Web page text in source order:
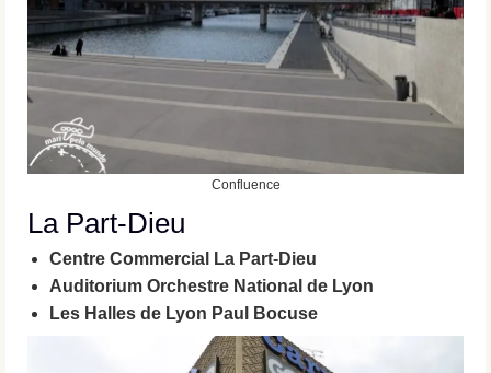
Confluence
La Part-Dieu
Centre Commercial La Part-Dieu
Auditorium Orchestre National de Lyon
Les Halles de Lyon Paul Bocuse